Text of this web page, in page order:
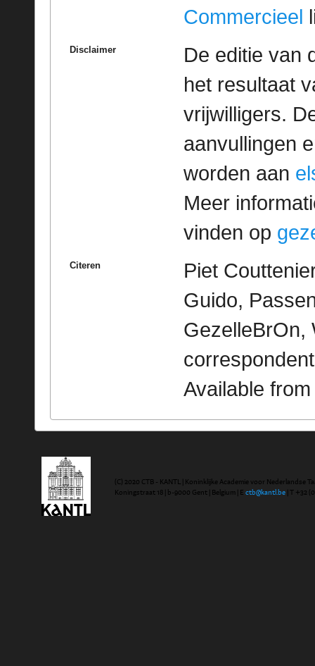
Commercieel
Disclaimer
De editie van
het resultaat
vrijwilligers.
aanvullingen
worden aan
Meer
vinden op
Citeren
Piet
Guido,
GezelleBrOn,
Available
(C) 2020 CTB - KANTL | Koninklijke Academie voor Nederlandse
Koningstraat 18 | b-9000 Gent | Belgium | E ctb@kantl.be | T +32